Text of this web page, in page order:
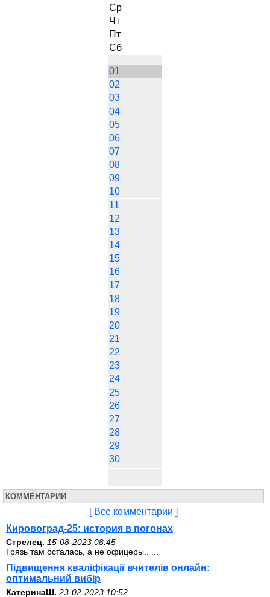
Ср
Чт
Пт
Сб
01
02
03
04
05
06
07
08
09
10
11
12
13
14
15
16
17
18
19
20
21
22
23
24
25
26
27
28
29
30
КОММЕНТАРИИ
[ Все комментарии ]
Кировоград-25: история в погонах
Стрелец. 15-08-2023 08:45
Грязь там осталась, а не офицеры.. ...
Підвищення кваліфікації вчителів онлайн:
оптимальний вибір
КатеринаШ. 23-02-2023 10:52